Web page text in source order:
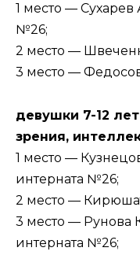
1 место —
№26;
2 место —
3 место —
девушки 7-12
зрения,
1 место —
интерната №26;
2 место —
3 место —
интерната №26;